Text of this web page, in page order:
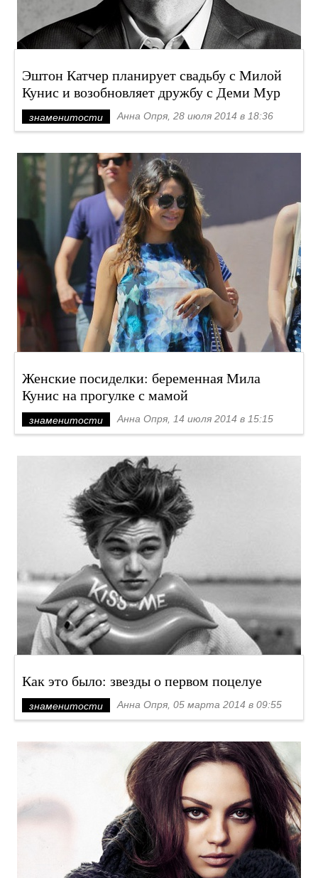
Эштон Катчер планирует свадьбу с Милой
Кунис и возобновляет дружбу с Деми Мур
знаменитости Анна Опря, 28 июля 2014 в 18:36
Женские посиделки: беременная Мила
Кунис на прогулке с мамой
знаменитости Анна Опря, 14 июля 2014 в 15:15
Как это было: звезды о первом поцелуе
знаменитости Анна Опря, 05 марта 2014 в 09:55